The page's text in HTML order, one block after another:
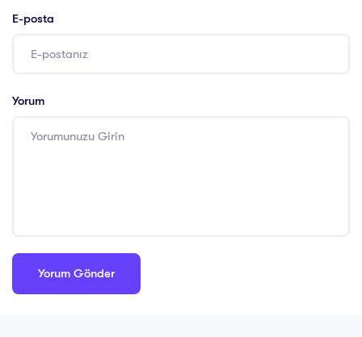
E-posta
Yorum